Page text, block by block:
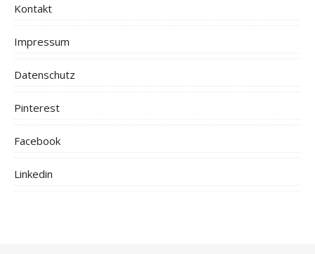
Kontakt
Impressum
Datenschutz
Pinterest
Facebook
Linkedin